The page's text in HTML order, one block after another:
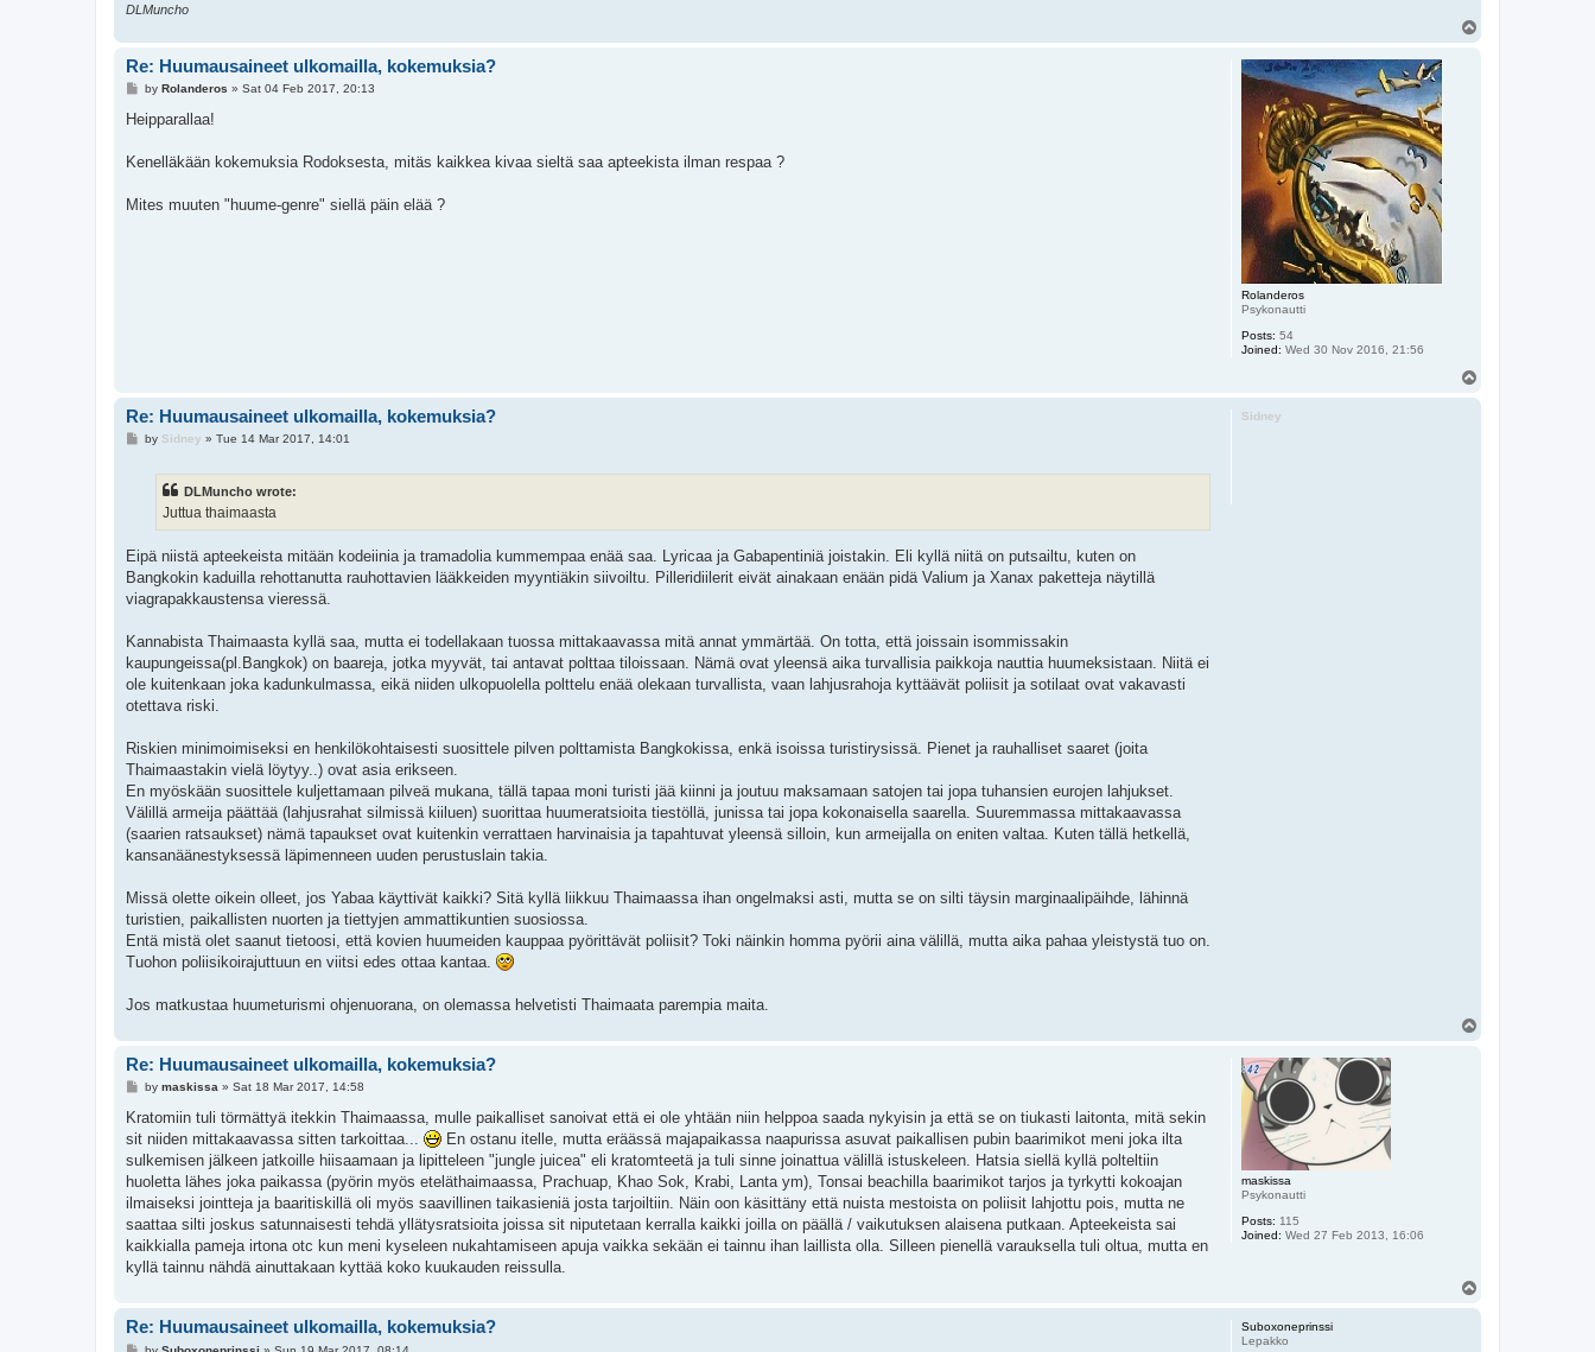
DLMuncho
Rolanderos
Psykonautti
Posts: 54
Joined: Wed 30 Nov 2016, 21:56
Re: Huumausaineet ulkomailla, kokemuksia?
P
s
by Rolanderos » Sat 04 Feb 2017, 20:13
Heipparallaa!
Kenelläkään kokemuksia Rodoksesta, mitäs kaikkea kivaa sieltä saa apteekista ilman respaa ?
Mites muuten "huume-genre" siellä päin elää ?
Sidney
Re: Huumausaineet ulkomailla, kokemuksia?
Pby Sidney » Tue 14 Mar 2017, 14:01
DLMuncho wrote:
Juttua thaimaasta
Eipä niistä apteekeista mitään kodeiinia ja tramadolia kummempaa enää saa. Lyricaa ja Gabapentiniä joistakin. Eli kyllä niitä on putsailtu, kuten on
Bangkokin kaduilla rehottanutta rauhottavien lääkkeiden myyntiäkin siivoiltu. Pilleridiilerit eivät ainakaan enään pidä Valium ja Xanax paketteja näytillä
viagrapakkaustensa vieressä.
Kannabista Thaimaasta kyllä saa, mutta ei todellakaan tuossa mittakaavassa mitä annat ymmärtää. On totta, että joissain isommissakin
kaupungeissa(pl.Bangkok) on baareja, jotka myyvät, tai antavat polttaa tiloissaan. Nämä ovat yleensä aika turvallisia paikkoja nauttia huumeksistaan. Niitä ei
ole kuitenkaan joka kadunkulmassa, eikä niiden ulkopuolella polttelu enää olekaan turvallista, vaan lahjusrahoja kyttäävät poliisit ja sotilaat ovat vakavasti
otettava riski.
Riskien minimoimiseksi en henkilökohtaisesti suosittele pilven polttamista Bangkokissa, enkä isoissa turistirysissä. Pienet ja rauhalliset saaret (joita
Thaimaastakin vielä löytyy..) ovat asia erikseen.
En myöskään suosittele kuljettamaan pilveä mukana, tällä tapaa moni turisti jää kiinni ja joutuu maksamaan satojen tai jopa tuhansien eurojen lahjukset.
Välillä armeija päättää (lahjusrahat silmissä kiiluen) suorittaa huumeratsioita tiestöllä, junissa tai jopa kokonaisella saarella. Suuremmassa mittakaavassa
(saarien ratsaukset) nämä tapaukset ovat kuitenkin verrattaen harvinaisia ja tapahtuvat yleensä silloin, kun armeijalla on eniten valtaa. Kuten tällä hetkellä,
kansanäänestyksessä läpimenneen uuden perustuslain takia.
Missä olette oikein olleet, jos Yabaa käyttivät kaikki? Sitä kyllä liikkuu Thaimaassa ihan ongelmaksi asti, mutta se on silti täysin marginaalipäihde, lähinnä
turistien, paikallisten nuorten ja tiettyjen ammattikuntien suosiossa.
Entä mistä olet saanut tietoosi, että kovien huumeiden kauppaa pyörittävät poliisit? Toki näinkin homma pyörii aina välillä, mutta aika pahaa yleistystä tuo on.
Tuohon poliisikoirajuttuun en viitsi edes ottaa kantaa.
Jos matkustaa huumeturismi ohjenuorana, on olemassa helvetisti Thaimaata parempia maita.
maskissa
Psykonautti
Posts: 115
Joined: Wed 27 Feb 2013, 16:06
Re: Huumausaineet ulkomailla, kokemuksia?
P
s
by maskissa» Sat 18 Mar 2017, 14:58
Kratomiin tuli törmättyä itekkin Thaimaassa, mulle paikalliset sanoivat että ei ole yhtään niin helppoa saada nykyisin ja että se on tiukasti laitonta, mitä sekin
sit niiden mittakaavassa sitten tarkoittaa...
En ostanu itelle, mutta eräässä majapaikassa naapurissa asuvat paikallisen pubin baarimikot meni joka ilta
sulkemisen jälkeen jatkoille hiisaamaan ja lipitteleen "jungle juicea" eli kratomteetä ja tuli sinne joinattua välillä istuskeleen. Hatsia siellä kyllä polteltiin
huoletta lähes joka paikassa (pyörin myös eteläthaimaassa, Prachuap, Khao Sok, Krabi, Lanta ym), Tonsai beachilla baarimikot tarjos ja tyrkytti kokoajan
ilmaiseksi jointteja ja baaritiskillä oli myös saavillinen taikasieniä josta tarjoiltiin. Näin oon käsittäny että nuista mestoista on poliisit lahjottu pois, mutta ne
saattaa silti joskus satunnaisesti tehdä yllätysratsioita joissa sit niputetaan kerralla kaikki joilla on päällä / vaikutuksen alaisena putkaan. Apteekeista sai
kaikkialla pameja irtona otc kun meni kyseleen nukahtamiseen apuja vaikka sekään ei tainnu ihan laillista olla. Silleen pienellä varauksella tuli oltua, mutta en
kyllä tainnu nähdä ainuttakaan kyttää koko kuukauden reissulla.
Suboxoneprinssi
Lepakko
Re: Huumausaineet ulkomailla, kokemuksia?
P